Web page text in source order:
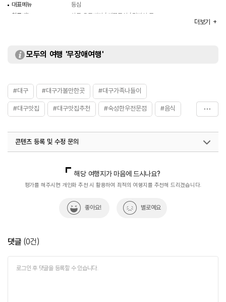
대표메뉴
등심
취급메뉴
차돌 오드레기 / 채끝등심 / 갈비살 등
더보기
모두의 여행 '무장애여행'
#대구 #대구가볼만한곳 #대구가족나들이
#대구맛집 #대구맛집추천 #숙성한우전문점 #음식
콘텐츠 등록 및 수정 문의
해당 여행지가 마음에 드시나요?
평가를 해주시면 개인화 추천 시 활용하여 최적의 여행지를 추천해 드리겠습니다.
좋아요! 별로예요
댓글 (0건)